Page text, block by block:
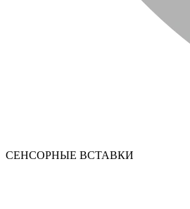
СЕНСОРНЫЕ ВСТАВКИ